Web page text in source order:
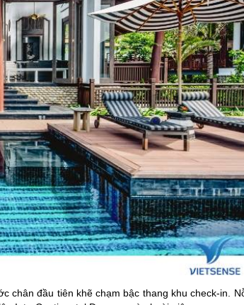
chân đầu tiên khẽ chạm bậc thang khu check-in.